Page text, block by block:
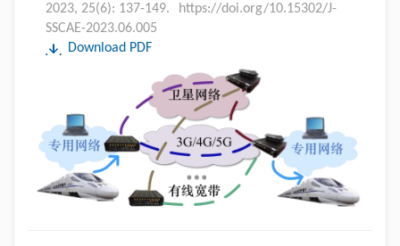
2023, 25(6): 137-149.
https://doi.org/10.15302/J-
SSCAE-2023.06.005
Download PDF